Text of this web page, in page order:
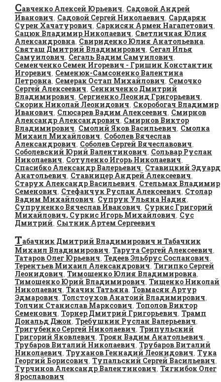
Савченко Алексей Юрьевич, Садовой Андрей
Иванович, Садовой Сергей Николаевич, Сардарян
Сурен Хачатурович, Саркисян Армен Нагапетович,
Сацюк Владимир Николаевич, Светличная Юлия
Александровна, Свириденко Юлия Анатольевна,
Святаш Дмитрий Владимирович, Сегал Илья
Самуилович, Сегаль Вадим Самуилович,
Семенченко Семен Игоревич - Гришин Константин
Игоревич, Семенюк-Самсоненко Валентина
Петровна, Семерак Остап Михайлович, Семочко
Сергей Алексеевич, Сенниченко Дмитрий
Владимирович, Сергиенко Леонид Григорьевич,
Скорик Николай Леонидович, Скоробогач Владимир
Иванович, Слюсарев Вадим Алексеевич, Смирнов
Александр Александрович, Смирнов Виктор
Владимирович, Смолий Яков Васильевич, Смолка
Михаил Михайлович, Соболев Вячеслав
Александрович, Соболев Сергей Вячеславович,
Соболевский Юрий Валентинович, Сольвар Руслан
Николаевич, Сотуленко Игорь Николаевич,
Спасибко Александр Валерьевич, Ставицкий Эдуард
Анатольевич, Ставницер Андрей Алексеевич,
Старух Александр Васильевич, Стельмах Владимир
Семенович, Стефанчук Руслан Алексеевич, Столар
Вадим Михайлович, Супрун Ульяна Надия,
Супруненко Вячеслав Иванович, Суркис Григорий
Михайлович, Суркис Игорь Михайлович, Сус
Дмитрий, Сытник Артем Сергеевич
Табачник Дмитрий Владимирович и Табачник
Михаил Владимирович, Тарута Сергей Алексеевич,
Татаров Олег Юрьевич, Тедеев Эльбрус Сосланович,
Терентьев Михаил Александрович, Тигипко Сергей
Леонидович, Тимошенко Юлия Владимировна,
Тимошенко Юрий Владимирович, Тищенко Николай
Николаевич, Ткачик Татьяна, Товмасян Артур
Эдмарович, Толстоухов Анатоий Владимирович,
Толчин Станислав Марксович, Тополов Виктор
Семенович, Торнер Дмитрий Григорьевич, Трамп
Дональд Джон, Требушкин Руслан Валерьевич,
Тригубенко Сергей Николаевич, Трипульский
Григорий Яковлевич, Троян Вадим Анатольевич,
Трубаров Виталий Николаевич, Трубаров Виталий
Николаевич, Труханов Геннадий Леонидович, Тука
Георгий Борисович, Тупальский Сергей Васильевич,
Турчинов Александр Валентинович, Тягнибок Олег
Ярославович